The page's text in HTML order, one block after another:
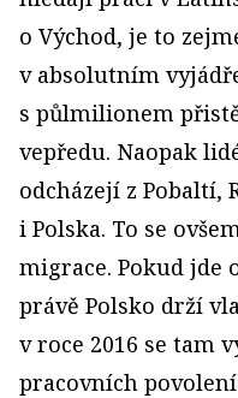
o Východ, je to
v absolutním
s půlmilionem
vepředu. Naopak
odcházejí z Pobaltí,
i Polska. To se
migrace. Pokud jde
právě Polsko drží
v roce 2016 se tam
pracovních